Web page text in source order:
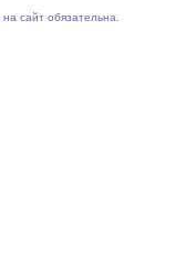
сайт обязательна.